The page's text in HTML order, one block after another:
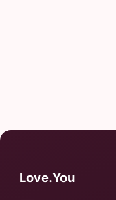
Love.You